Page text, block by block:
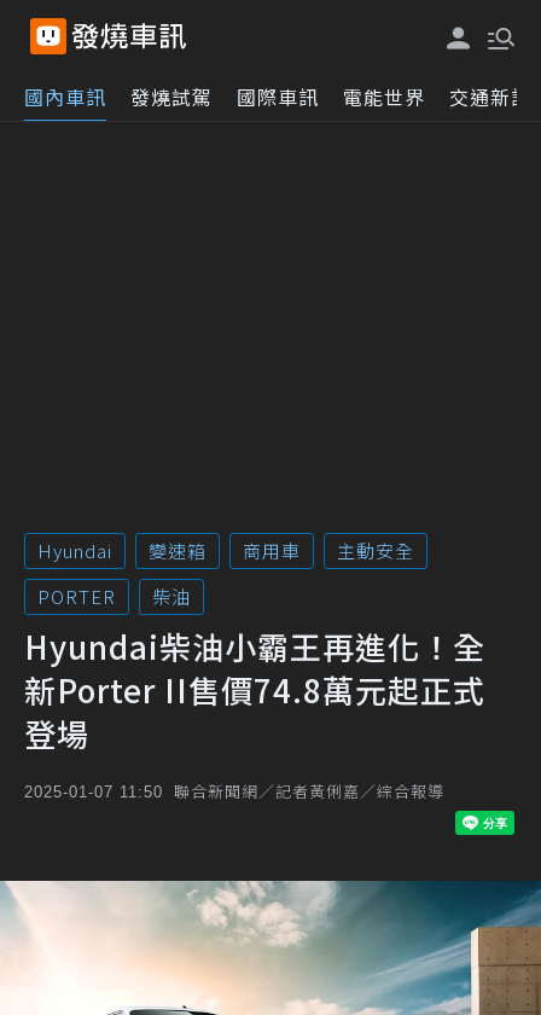
國內車訊 發燒試駕 國際車訊 電能世界 交通新訊
Hyundai 變速箱 商用車
主動安全
PORTER
柴油
Hyundai柴油小霸王再進化！全
新Porter II售價74.8萬元起正式
登場
2025-01-07 11:50 聯合新聞網／記者黃俐嘉／綜合報導